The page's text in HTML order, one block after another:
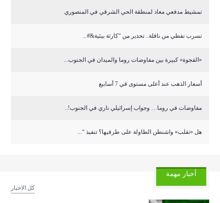
تمشيط مدفعي معاد لمنطقة الحي الشرقي في المنصوري
تسرب نفطي من ناقلة.. تحذير من “كارثة بيئية&#...
«الفجوة» كبيرة بين مفاوضات روما والميدان في الجنوب...
أسعار الذهب عند أعلى مستوى في 7 أسابيع
مفاوضات في روما… وجواب إسرائيلي ناري في الجنوب!..
هل «تقلب» واشنطن الطاولة على طرفيها؟ تنفيذ “...
أخبار مهمة
كل الاخبار